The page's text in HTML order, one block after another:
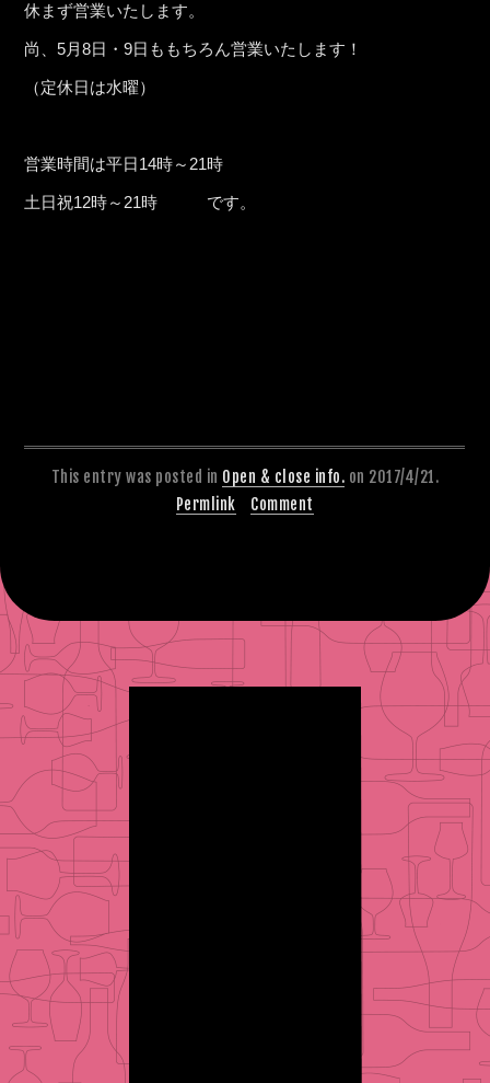
休まず営業いたします。
尚、5月8日・9日ももちろん営業いたします！
（定休日は水曜）
営業時間は平日14時～21時
土日祝12時～21時 です。
This entry was posted in Open & close info. on 2017/4/21.
Permlink
Comment